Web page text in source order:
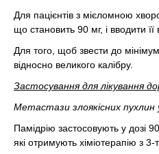
Для пацієнтів з мієломною
що становить 90 мг, і вводити
Для того, щоб звести до
відносно великого калібру.
Застосування для лікування
Метастази злоякісних пухлин
Памідрію застосовують у дозі
які отримують хіміотерапію з